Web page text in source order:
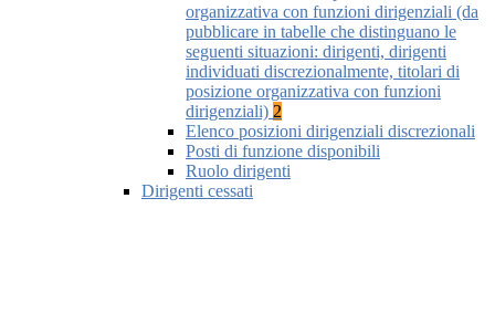
organizzativa con funzioni dirigenziali (da
pubblicare in tabelle che distinguano le
seguenti situazioni: dirigenti, dirigenti
individuati discrezionalmente, titolari di
posizione organizzativa con funzioni
dirigenziali) 2
Elenco posizioni dirigenziali discrezionali
Posti di funzione disponibili
Ruolo dirigenti
Dirigenti cessati